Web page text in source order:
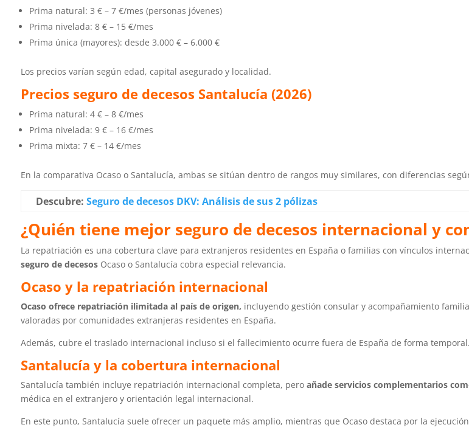
Prima natural: 3 € – 7 €/mes (personas jóvenes)
Prima nivelada: 8 € – 15 €/mes
Prima única (mayores): desde 3.000 € – 6.000 €
Los precios varían según edad, capital asegurado y localidad.
Precios seguro de decesos Santalucía (2026)
Prima natural: 4 € – 8 €/mes
Prima nivelada: 9 € – 16 €/mes
Prima mixta: 7 € – 14 €/mes
En la comparativa Ocaso o Santalucía, ambas se sitúan dentro de rangos muy similares, con diferencias
Descubre: Seguro de decesos DKV: Análisis de sus 2 pólizas
¿Quién tiene mejor seguro de decesos internacional y
La repatriación es una cobertura clave para extranjeros residentes en España o familias con vínculos
seguro de decesosOcaso o Santalucía cobra especial relevancia.
Ocaso y la repatriación internacional
Ocaso ofrece repatriación ilimitada al país de origen, incluyendo gestión consular y acompañamiento
valoradas por comunidades extranjeras residentes en España.
Además, cubre el traslado internacional incluso si el fallecimiento ocurre fuera de España de forma temporal.
Santalucía y la cobertura internacional
Santalucía también incluye repatriación internacional completa, pero añade servicios complementarios
médica en el extranjero y orientación legal internacional.
En este punto, Santalucía suele ofrecer un paquete más amplio, mientras que Ocaso destaca por la